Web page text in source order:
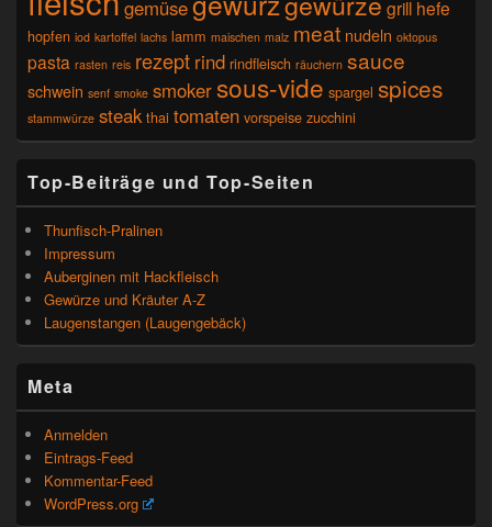
gemüse grill hefe
hopfen iod kartoffel lachs lamm maischen malz meat nudeln oktopus
pasta rasten reis rezept rind rindfleisch räuchern sauce
schwein senf smoke smokersous-vide spargel spices
stammwürze steak thai tomaten vorspeise zucchini
Top-Beiträge und Top-Seiten
Thunfisch-Pralinen
Impressum
Auberginen mit Hackfleisch
Gewürze und Kräuter A-Z
Laugenstangen (Laugengebäck)
Meta
Anmelden
Eintrags-Feed
Kommentar-Feed
WordPress.org